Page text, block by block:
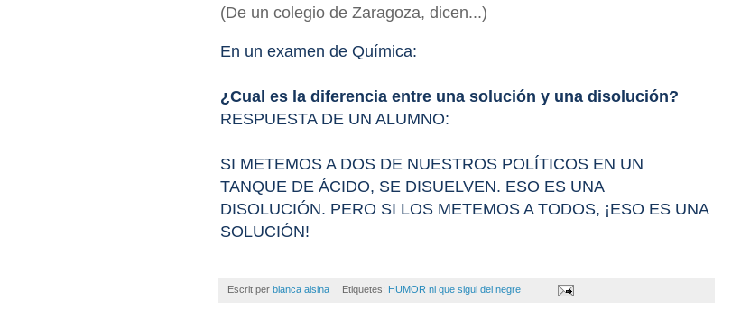
(De un colegio de Zaragoza, dicen...)
En un examen de Química:
¿Cual es la diferencia entre una solución y una disolución?
RESPUESTA DE UN ALUMNO:
SI METEMOS A DOS DE NUESTROS POLÍTICOS EN UN
TANQUE DE ÁCIDO, SE DISUELVEN. ESO ES UNA
DISOLUCIÓN. PERO SI LOS METEMOS A TODOS, ¡ESO ES UNA
SOLUCIÓN!
Escrit per blanca alsina Etiquetes: HUMOR ni que sigui del negre